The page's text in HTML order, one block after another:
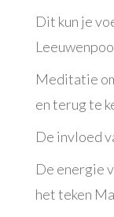
Dit kun je
Meditatie
en terug te
De invloed
De energie
het teken